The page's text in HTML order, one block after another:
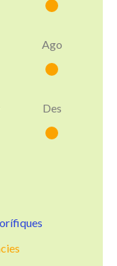
Ago
Des